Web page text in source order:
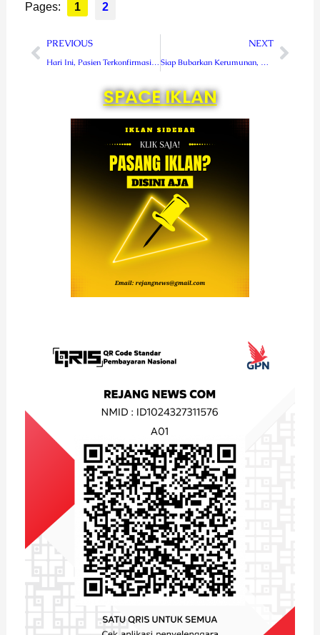
Pages: 1 2
Prev
PREVIOUS
Hari Ini, Pasien Terkonfirmasi Positif Covid – 19 di Rejang Lebong Bertambah 23 Orang
NEXT
Siap Bubarkan Kerumunan, Gabungan TNI – Polri di Rejang Lebong Patroli di Malam Tahun Baru
Next
SPACE IKLAN